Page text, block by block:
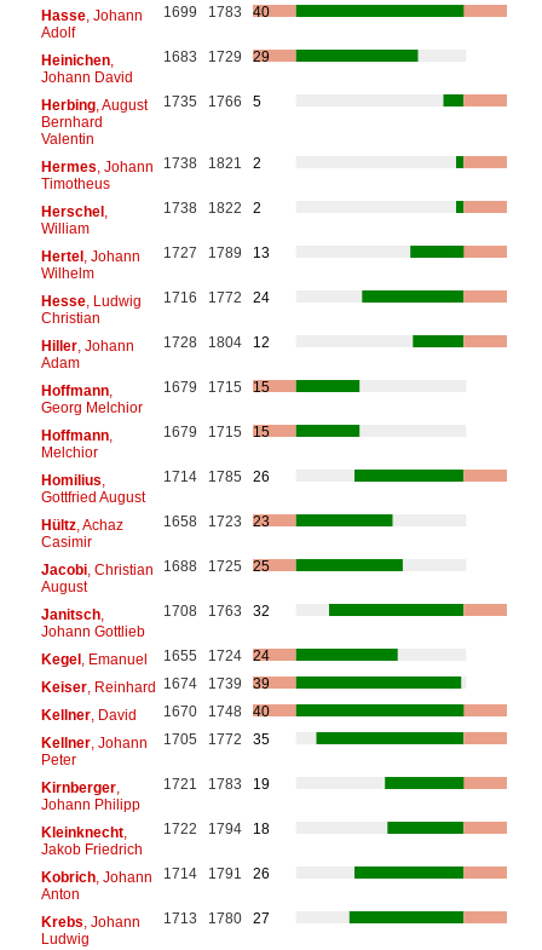
Hasse, Johann
Adolf
1699 1783 40
Heinichen,
Johann David
1683 1729 29
Herbing, August
Bernhard
Valentin
1735 1766 5
Hermes , Johann
Timotheus
1738 1821 2
Herschel,
William
1738 1822 2
Hertel, Johann
Wilhelm
1727 1789 13
Hesse, Ludwig
Christian
1716 1772 24
Hiller, Johann
Adam
1728 1804 12
Hoffmann,
Georg Melchior
1679 1715 15
Hoffmann,
Melchior
1679 1715 15
Homilius
Gottfried August
1714 1785 26
Hültz, Achaz
Casimir
1658 1723 23
Jacobi, Christian
August
1688 1725 25
Janitsch,
Johann Gottlieb
1708 1763 32
Kegel, Emanuel 1655 1724
24
Keiser, Reinhard 1674 1739
39
Kellner, David 1670 1748
40
Kellner, Johann
Peter
1705 1772 35
Kirnberger,
Johann Philipp
1721 1783 19
Kleinknecht,
Jakob Friedrich
1722 1794 18
Kobrich, Johann
Anton
1714 1791 26
Krebs , Johann
Ludwig
1713 1780 27